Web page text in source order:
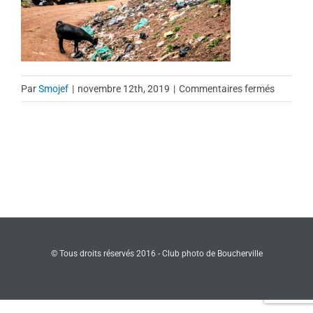
ParSmojef | novembre 12th, 2019 | Commentaires ferméssur
© Tous droits réservés 2016 - Club photo de Boucherville